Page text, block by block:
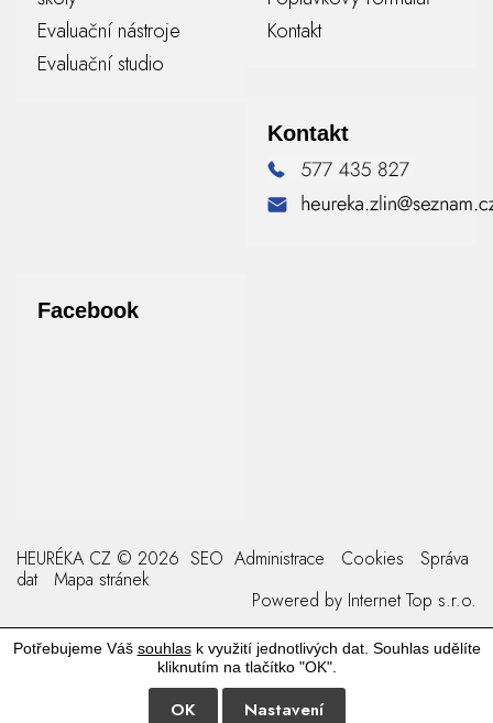
Evaluační nástroje
Evaluační studio
Kontakt
Kontakt
Facebook
HEURÉKA CZ © 2026 SEO Administrace Cookies
Správa
dat
Mapa stránek
Powered by Internet Top s.r.o.
Potřebujeme Váš souhlask využití jednotlivých dat. Souhlas udělíte
kliknutím na tlačítko "OK".
OK Nastavení